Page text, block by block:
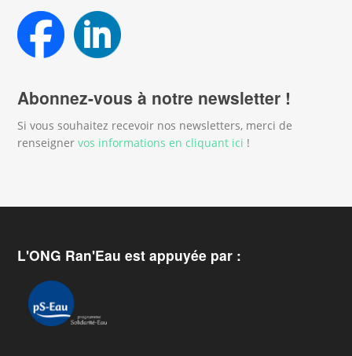
Abonnez-vous à notre newsletter !
Si vous souhaitez recevoir nos newsletters, merci de
renseignervos informations en cliquant ici !
L'ONG Ran'Eau est appuyée par :